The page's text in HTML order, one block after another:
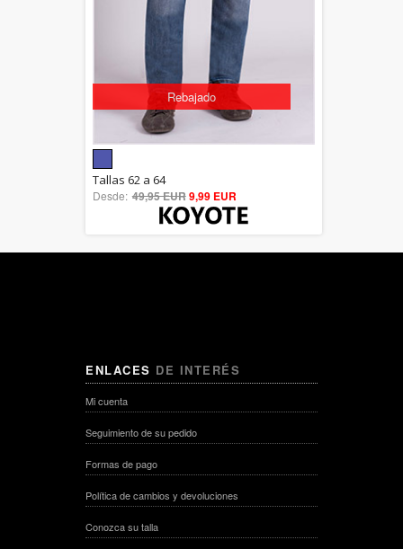
Rebajado
out of 5
Tallas 62 a 64
Desde: 49,95 EUR9,99 EUR
ENLACES DE INTERÉS
Mi cuenta
Seguimiento de su pedido
Formas de pago
Política de cambios y devoluciones
Conozca su talla